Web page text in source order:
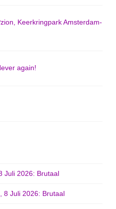
Keerkringpark Amsterdam-
again!
Juli 2026: Brutaal
8 Juli 2026: Brutaal